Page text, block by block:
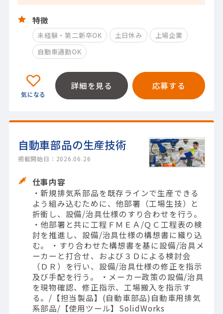
特徴
未経験・第二新卒OK 土日休み
上場企業
自動車通勤OK
詳細を見る 応募する
自動車部品の生産技術
掲載開始日：2026.06.26
仕事内容
・新規排気系部品を既存ラインで生産できる
よう組み込むために、他部署（工場生技）と
折衝し、設備/治具仕様のすり合わせを行う。
・他部署と共に工程ＦＭＥＡ/ＱＣ工程表の検
討を推進し、設備/治具仕様の構想書に織り込
む。 ・すり合わせた構想書を基に設備/治具メ
ーカーと打合せ、および３Ｄによる検討会
（ＤＲ）を行い、設備/治具仕様の修正を指示
及び手配を行う。 ・メーカー政策の設備/治具
を現物確認、修正指示、工場搬入を指示す
る。/【担当製品】(自動車部品)自動車用排気
系部品/【使用ツール】SolidWorks